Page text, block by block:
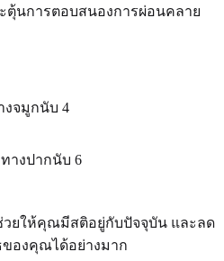
ตุ้นการตอบสนองการผ่อนคลาย
งจมูกนับ 4
างปากนับ 6
วยให้คุณมีสติอยู่กับปัจจุบัน และลด
องคุณได้อย่างมาก